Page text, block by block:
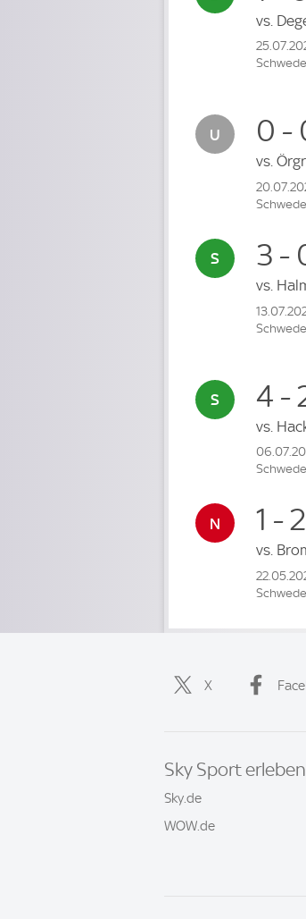
vs.
0 -
vs.
3 -
vs.
4 -
vs.
1 - 2
vs.
X
Sky Sport erleben
Sky.de
WOW.de